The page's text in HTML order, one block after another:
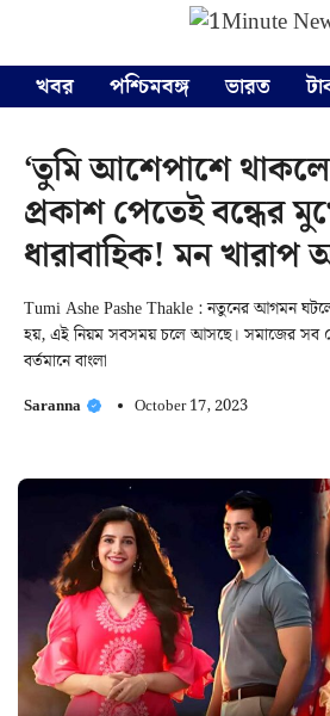
content
খবর
পশ্চিমবঙ্গ ভারত
‘তুমি আশেপাশে
প্রকাশ পেতেই বন্ধের
ধারাবাহিক! মন খারাপ
Tumi Ashe Pashe Thakle : নতুনের আগমন
হয়, এই নিয়ম সবসময় চলে আসছে। সমাজের সব
বর্তমানে বাংলা
Saranna October 17, 2023